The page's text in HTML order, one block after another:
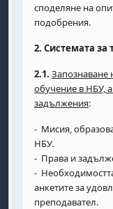
споделяне на
подобрения.
2. Системата за
2.1. Запознаване
обучение в НБУ,
задължения:
- Мисия,
НБУ.
- Права и
-
анкетите за
преподавател.